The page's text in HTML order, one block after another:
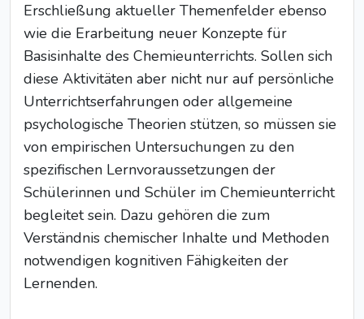
Erschließung aktueller Themenfelder ebenso
wie die Erarbeitung neuer Konzepte für
Basisinhalte des Chemieunterrichts. Sollen sich
diese Aktivitäten aber nicht nur auf persönliche
Unterrichtserfahrungen oder allgemeine
psychologische Theorien stützen, so müssen sie
von empirischen Untersuchungen zu den
spezifischen Lernvoraussetzungen der
Schülerinnen und Schüler im Chemieunterricht
begleitet sein. Dazu gehören die zum
Verständnis chemischer Inhalte und Methoden
notwendigen kognitiven Fähigkeiten der
Lernenden.